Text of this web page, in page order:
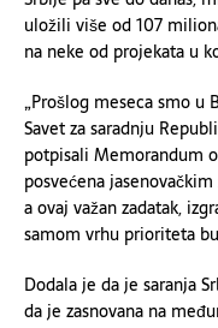
uložili više od 107
na neke od projekata u
„Prošlog meseca smo u
Savet za saradnju
potpisali Memorandum
posvećena
a ovaj važan zadatak,
samom vrhu prioriteta
Dodala je da je saranja
da je zasnovana na